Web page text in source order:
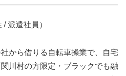
/ 派遣社員）
から借りる自転車操業で、自宅
川村の方限定・ブラックでも融